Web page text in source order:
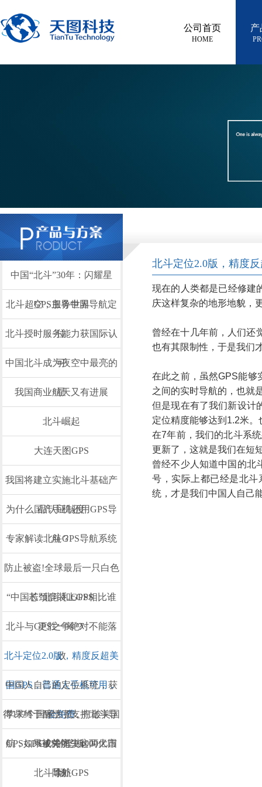
公司首页
HOME
产
中国“北斗”30年：闪耀星
空，服务世界
北斗超GPS主导中国导航定
位
北斗授时服务能力获国际认
可
中国北斗成为夜空中最亮的
星
我国商业航天又有进展
北斗崛起
大连天图GPS
我国将建立实施北斗基础产
品认证制度
为什么国产手机还用GPS导
航？
专家解读北斗GPS导航系统
防止被盗!全球最后一只白色
长颈鹿装上GPS
“中国芯”北斗和GPS相比谁
更胜一筹？
北斗与GPS之争绝对不能落
败
北斗定位2.0版，精度反超美
国GPS，普通人手机可用，
全免费
中国人自己的定位系统，获
得137个国家力挺，打破美国
GPS的垄断
苹果终于醒悟了支持北斗导
航，GPS或将痛失4000亿市
场
GPS如果被关闭，这两大国
除外
北斗导航GPS
北斗定位2.0版，精度
现在的人类都是已经修建
庆这样复杂的地形地貌，
曾经在十几年前，人们还
也有其限制性，于是我们
在此之前，虽然GPS能够
之间的实时导航的，也就
但是现在有了我们新设计
定位精度能够达到1.2米
在7年前，我们的北斗系
更新了，这就是我们在短
曾经不少人知道中国的北
号，实际上都已经是北
统，才是我们中国人自己